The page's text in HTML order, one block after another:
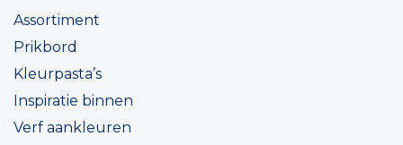
Assortiment
Prikbord
Kleurpasta’s
Inspiratie binnen
Verf aankleuren